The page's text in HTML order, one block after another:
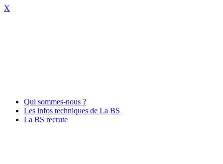
X
Qui sommes-nous ?
Les infos techniques de La BS
La BS recrute